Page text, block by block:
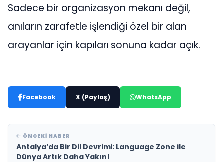
Sadece bir organizasyon mekanı değil,
anıların zarafetle işlendiği özel bir alan
arayanlar için kapıları sonuna kadar açık.
Facebook X (Paylaş) WhatsApp
ÖNCEKI HABER
Antalya’da Bir Dil Devrimi: Language Zone ile
Dünya Artık Daha Yakın!